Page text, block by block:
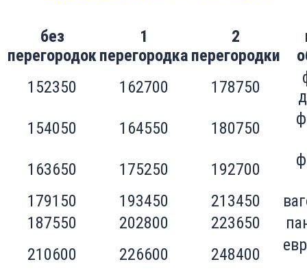
без
перегородок
1
перегородка
2
перегородки
152350
162700 178750
154050
164550 180750
163650 175250 192700
179150 193450 213450
187550
202800 223650
210600
226600 248400